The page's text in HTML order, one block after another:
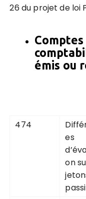
26 du projet de loi
émis ou
474
es
on